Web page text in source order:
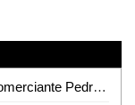
"Tecmol se suma a un barco ganador", comerciante Pedro "Peque" López